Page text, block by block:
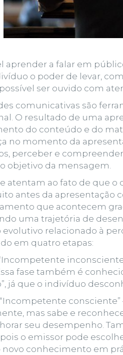
aprender a falar em
o poder de levar,
ser ouvido com
comunicativas são
O resultado de uma
do conteúdo e do
no momento da
perceber e
objetivo da mensagem.
atentam ao fato de que
antes da apresentação
que acontecem
uma trajetória de
evolutivo relacionado à
em quatro etapas:
Incompetente
fase também é
já que o indivíduo
“Incompetente consciente”
mas sabe e
seu desempenho.
pois o emissor pode
novo conhecimento em